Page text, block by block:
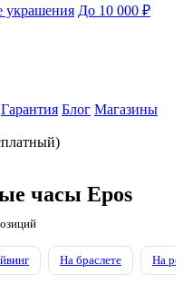
До 10 000 ₽
Гарантия Блог Магазины
часы Epos
На браслете На